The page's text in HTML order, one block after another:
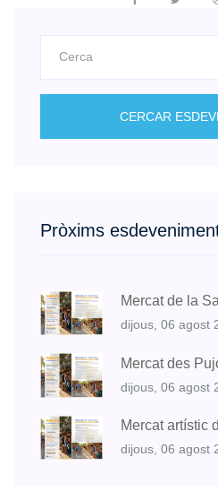
CERCAR
Pròxims
Mercat de la
dijous, 06 agost
Mercat des
dijous, 06 agost
Mercat artístic
dijous, 06 agost